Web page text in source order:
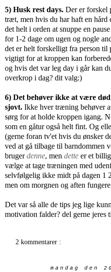
5) Husk rest days. Der er forskel
træt, men hvis du har haft en hård
det helt i orden at snuppe en
for 1-2 dage om ugen og nogle
det er helt forskelligt fra person til
vigtigt for at kroppen kan
og hvis det var leg day i går kan
overkrop i dag? dit valg:)
6) Det behøver ikke at være
sjovt. Ikke hver træning behøver
sørg for at holde kroppen igang.
som en gåtur også helt fint. Og
(gerne foran tv'et hvis du ønsker
ved at gå tilbage til barndommen
brugerdenne, men dette er et
vælge at tage træningen med
selvfølgelig ikke midt på dagen 1
men om morgnen og aften
Det var så alle de tips jeg lige
motivation falder? del gerne jeres
2 kommentarer :
mandag den